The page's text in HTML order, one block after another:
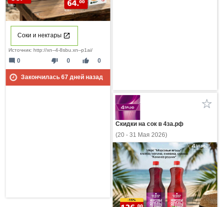
Соки и нектары
Источник: http://xn--4-8sbu.xn--p1ai/
thumb_down 0 thumb_up 0
mode_comment 0
Закончилась 67дней назад
Скидки на сок в 4за.рф
(20 - 31 Мая 2026)